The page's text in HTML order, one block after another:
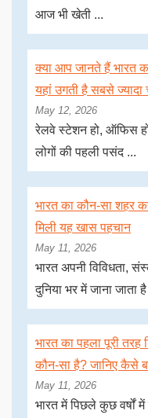
आज भी खेती ...
क्या आप जानते हैं भारत
यहां उगती है सबसे ज्यादा
May 12, 2026
रेलवे स्टेशन हो, ऑफिस
लोगों की पहली पसंद ...
भारत का कौन-सा शहर
मिली यह खास पहचान
May 11, 2026
भारत अपनी विविधता,
दुनिया भर में जाना जाता
भारत का पहला पूरी तरह
कौन-सा है? जानिए कैसे
May 11, 2026
भारत में पिछले कुछ वर्षों